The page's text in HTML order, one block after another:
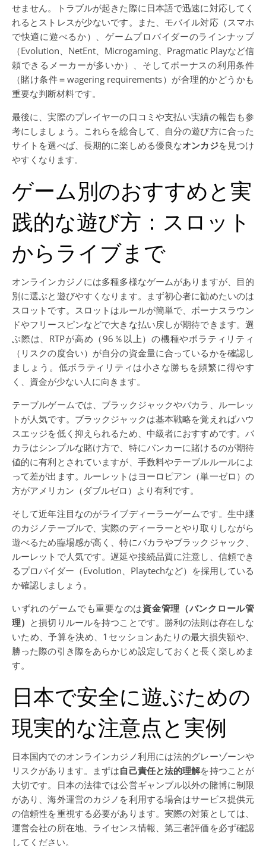
せません。トラブルが起きた際に日本語で迅速に対応してく
れるとストレスが少ないです。また、モバイル対応（スマホ
で快適に遊べるか）、ゲームプロバイダーのラインナップ
（Evolution、NetEnt、Microgaming、Pragmatic Playなど信
頼できるメーカーが多いか）、そしてボーナスの利用条件
（賭け条件＝wagering requirements）が合理的かどうかも
重要な判断材料です。
最後に、実際のプレイヤーの口コミや支払い実績の報告も参
考にしましょう。これらを総合して、自分の遊び方に合った
サイトを選べば、長期的に楽しめる優良なオンカジを見つけ
やすくなります。
ゲーム別のおすすめと実
践的な遊び方：スロット
からライブまで
オンラインカジノには多種多様なゲームがありますが、目的
別に選ぶと遊びやすくなります。まず初心者に勧めたいのは
スロットです。スロットはルールが簡単で、ボーナスラウン
ドやフリースピンなどで大きな払い戻しが期待できます。選
ぶ際は、RTPが高め（96％以上）の機種やボラティリティ
（リスクの度合い）が自分の資金量に合っているかを確認し
ましょう。低ボラティリティは小さな勝ちを頻繁に得やす
く、資金が少ない人に向きます。
テーブルゲームでは、ブラックジャックやバカラ、ルーレッ
トが人気です。ブラックジャックは基本戦略を覚えればハウ
スエッジを低く抑えられるため、中級者におすすめです。バ
カラはシンプルな賭け方で、特にバンカーに賭けるのが期待
値的に有利とされていますが、手数料やテーブルルールによ
って差が出ます。ルーレットはヨーロピアン（単一ゼロ）の
方がアメリカン（ダブルゼロ）より有利です。
そして近年注目なのがライブディーラーゲームです。生中継
のカジノテーブルで、実際のディーラーとやり取りしながら
遊べるため臨場感が高く、特にバカラやブラックジャック、
ルーレットで人気です。遅延や接続品質に注意し、信頼でき
るプロバイダー（Evolution、Playtechなど）を採用している
か確認しましょう。
いずれのゲームでも重要なのは資金管理（バンクロール管
理） と損切りルールを持つことです。勝利の法則は存在しな
いため、予算を決め、1セッションあたりの最大損失額や、
勝った際の引き際をあらかじめ設定しておくと長く楽しめま
す。
日本で安全に遊ぶための
現実的な注意点と実例
日本国内でのオンラインカジノ利用には法的グレーゾーンや
リスクがあります。まずは自己責任と法的理解を持つことが
大切です。日本の法律では公営ギャンブル以外の賭博に制限
があり、海外運営のカジノを利用する場合はサービス提供元
の信頼性を重視する必要があります。実際の対策としては、
運営会社の所在地、ライセンス情報、第三者評価を必ず確認
してください。